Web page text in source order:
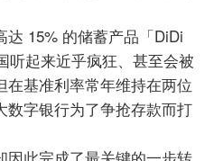
达 15% 的储蓄产品「DiDi
听起来近乎疯狂、甚至会被
基准利率常年维持在两位
字银行为了争抢存款而打